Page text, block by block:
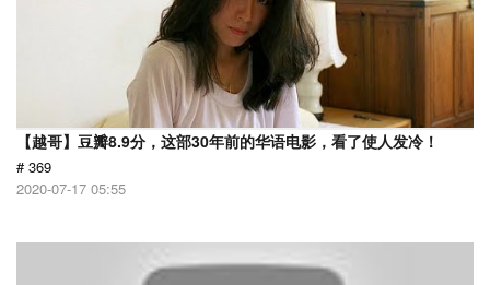
【越哥】豆瓣8.9分，这部30年前的华语电影，看了使人发冷！
# 369
2020-07-17 05:55